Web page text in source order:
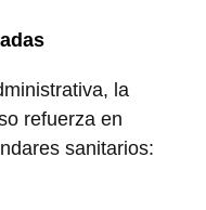
la
refuerza en
sanitarios: